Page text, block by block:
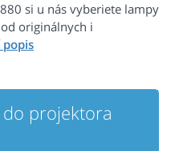
si u nás vyberiete lampy
originálnych i
do projektora